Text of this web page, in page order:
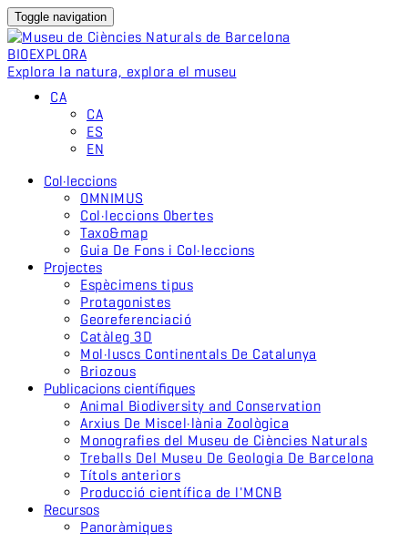
Toggle navigation
BIOEXPLORA
Explora la natura, explora el museu
CA
CA
ES
EN
Col·leccions
OMNIMUS
Col·leccions Obertes
Taxo&map
Guia De Fons i Col·leccions
Projectes
Espècimens tipus
Protagonistes
Georeferenciació
Catàleg 3D
Mol·luscs Continentals De Catalunya
Briozous
Publicacions científiques
Animal Biodiversity and Conservation
Arxius De Miscel·lània Zoològica
Monografies del Museu de Ciències Naturals
Treballs Del Museu De Geologia De Barcelona
Títols anteriors
Producció científica de l'MCNB
Recursos
Panoràmiques